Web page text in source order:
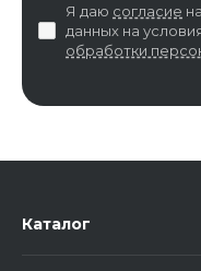
Я даю согласие
данных на
обработки
Каталог